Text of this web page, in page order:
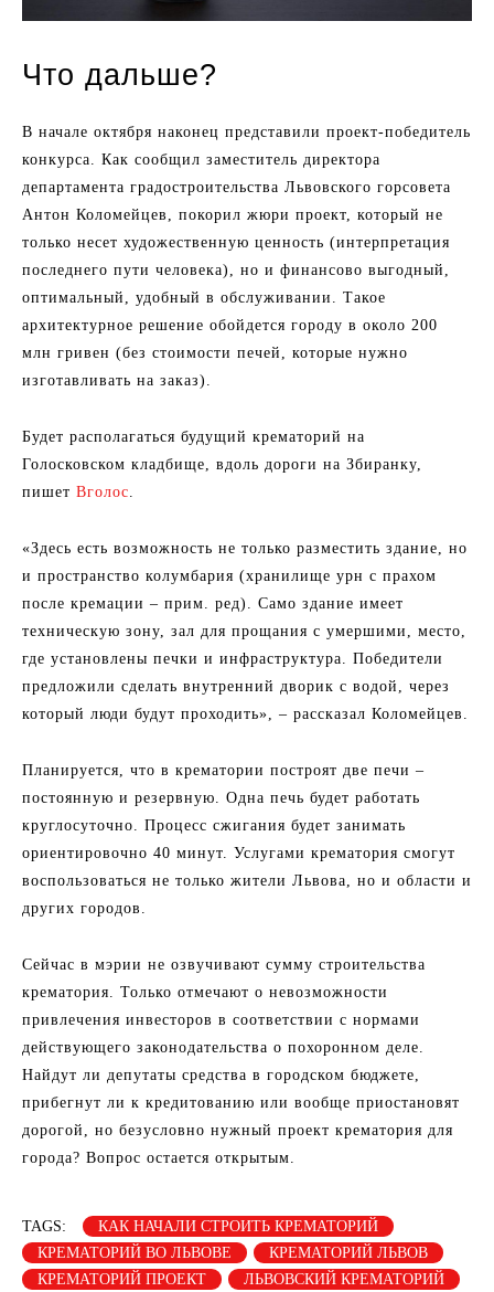
Что дальше?
В начале октября наконец представили проект-победитель
конкурса. Как сообщил заместитель директора
департамента градостроительства Львовского горсовета
Антон Коломейцев, покорил жюри проект, который не
только несет художественную ценность (интерпретация
последнего пути человека), но и финансово выгодный,
оптимальный, удобный в обслуживании. Такое
архитектурное решение обойдется городу в около 200
млн гривен (без стоимости печей, которые нужно
изготавливать на заказ).
Будет располагаться будущий крематорий на
Голосковском кладбище, вдоль дороги на Збиранку,
пишет Вголос.
«Здесь есть возможность не только разместить здание, но
и пространство колумбария (хранилище урн с прахом
после кремации – прим. ред). Само здание имеет
техническую зону, зал для прощания с умершими, место,
где установлены печки и инфраструктура. Победители
предложили сделать внутренний дворик с водой, через
который люди будут проходить», – рассказал Коломейцев.
Планируется, что в крематории построят две печи –
постоянную и резервную. Одна печь будет работать
круглосуточно. Процесс сжигания будет занимать
ориентировочно 40 минут. Услугами крематория смогут
воспользоваться не только жители Львова, но и области и
других городов.
Сейчас в мэрии не озвучивают сумму строительства
крематория. Только отмечают о невозможности
привлечения инвесторов в соответствии с нормами
действующего законодательства о похоронном деле.
Найдут ли депутаты средства в городском бюджете,
прибегнут ли к кредитованию или вообще приостановят
дорогой, но безусловно нужный проект крематория для
города? Вопрос остается открытым.
TAGS:
КАК НАЧАЛИ СТРОИТЬ КРЕМАТОРИЙ
КРЕМАТОРИЙ ВО ЛЬВОВЕ
КРЕМАТОРИЙ ЛЬВОВ
КРЕМАТОРИЙ ПРОЕКТ
ЛЬВОВСКИЙ КРЕМАТОРИЙ